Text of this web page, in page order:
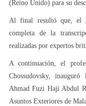
(Reino Unido) para su
Al final resultó que, el
completa de la
realizadas por expertos
A continuación, el
Chossudovsky,
Ahmad Fuzi Haji Abdul
Asuntos Exteriores de